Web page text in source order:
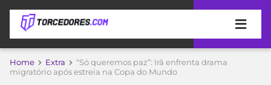
APOSTAS
Home Extra
“Só queremos paz”: Irã enfrenta drama
migratório após estreia na Copa do Mundo